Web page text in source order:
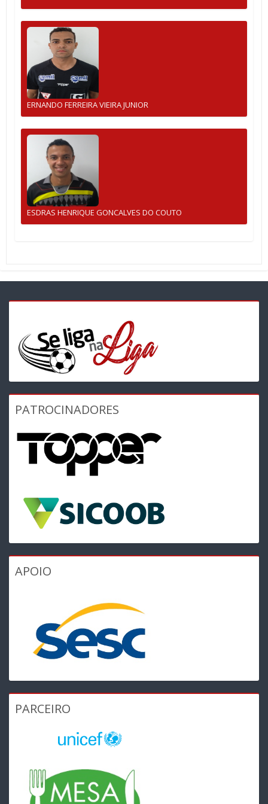
ERNANDO FERREIRA VIEIRA JUNIOR
ESDRAS HENRIQUE GONCALVES DO COUTO
PATROCINADORES
APOIO
PARCEIRO